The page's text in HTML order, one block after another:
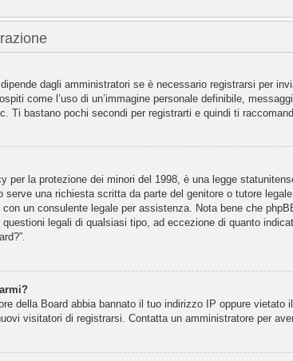
dagli amministratori se è necessario registrarsi per
come l’uso di un’immagine personale definibile,
Ti bastano pochi secondi per registrarti e quindi ti
per la protezione dei minori del 1998, è una legge
serve una richiesta scritta da parte del genitore o tutore
un consulente legale per assistenza. Nota bene che
legali di qualsiasi tipo, ad eccezione di quanto
della Board abbia bannato il tuo indirizzo IP oppure
visitatori di registrarsi. Contatta un amministratore per